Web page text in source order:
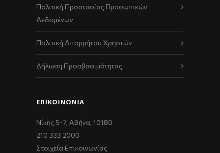
Πολιτική Προστασίας Προσωπικών
Δεδομένων
Πολιτική Απορρήτου Χρηστών
Δήλωση Προσβασιμότητας
ΕΠΙΚΟΙΝΩΝΊΑ
Νίκης 5-7, Αθήνα, 10180
210 333 2000
Στοιχεία Επικοινωνίας